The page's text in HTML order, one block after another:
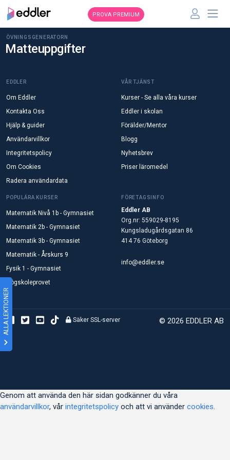
ALLA LEKTIONER
PROVA PREMIUM
ÖVNINGSGENERATORN
Matteuppgifter
EDDLER
Om Eddler
Kontakta Oss
Hjälp & guider
Användarvillkor
Integritetspolicy
Om Cookies
Radera användardata
VÅR TJÄNST
Kurser - Se alla våra kurser
Eddler i skolan
Förälder/Mentor
Blogg
Nyhetsbrev
Priser läromedel
POPULÄRA KURSER
Matematik Nivå 1b - Gymnasiet
Matematik 2b - Gymnasiet
Matematik 3b - Gymnasiet
Matematik - Årskurs 9
Fysik 1 - Gymnasiet
Högskoleprovet
FÖRETAGSINFO
Eddler AB
Org.nr: 559029-8195
Kungsladugårdsgatan 86
414 76 Göteborg
info@eddler.se
© 2026 EDDLER AB
Säker SSL-server
Genom att använda den här sidan godkänner du våra
användarvillkor, vår integritetspolicy och att vi använder cookies.